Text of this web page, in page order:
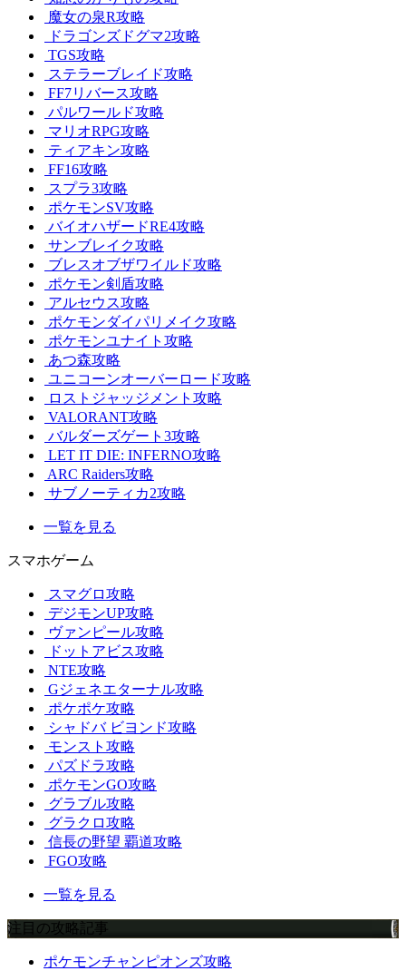
魔女の泉R攻略
ドラゴンズドグマ2攻略
TGS攻略
ステラーブレイド攻略
FF7リバース攻略
パルワールド攻略
マリオRPG攻略
ティアキン攻略
FF16攻略
スプラ3攻略
ポケモンSV攻略
バイオハザードRE4攻略
サンブレイク攻略
ブレスオブザワイルド攻略
ポケモン剣盾攻略
アルセウス攻略
ポケモンダイパリメイク攻略
ポケモンユナイト攻略
あつ森攻略
ユニコーンオーバーロード攻略
ロストジャッジメント攻略
VALORANT攻略
バルダーズゲート3攻略
LET IT DIE: INFERNO攻略
ARC Raiders攻略
サブノーティカ2攻略
一覧を見る
スマホゲーム
スマグロ攻略
デジモンUP攻略
ヴァンピール攻略
ドットアビス攻略
NTE攻略
Gジェネエターナル攻略
ポケポケ攻略
シャドバ ビヨンド攻略
モンスト攻略
パズドラ攻略
ポケモンGO攻略
グラブル攻略
グラクロ攻略
信長の野望 覇道攻略
FGO攻略
一覧を見る
注目の攻略記事
ポケモンチャンピオンズ攻略